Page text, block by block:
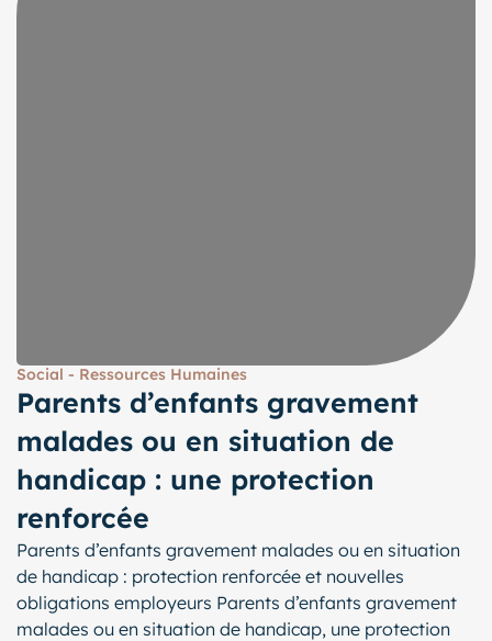
Social - Ressources Humaines
Parents d’enfants gravement
malades ou en situation de
handicap : une protection
renforcée
Parents d’enfants gravement malades ou en situation
de handicap : protection renforcée et nouvelles
obligations employeurs Parents d’enfants gravement
malades ou en situation de handicap, une protection